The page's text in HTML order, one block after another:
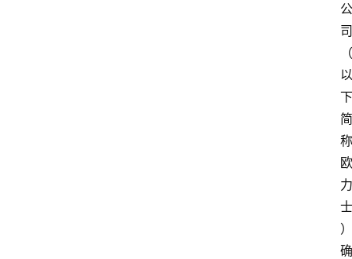
公
司
（
以
下
简
称
欧
力
士
）
确